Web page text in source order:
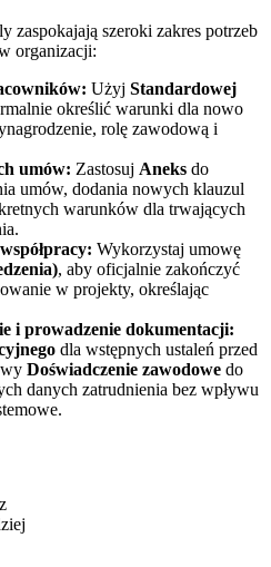
zaspokajają szeroki zakres potrzeb
organizacji:
Użyj Standardowej
określić warunki dla nowo
rolę zawodową i
umów: Zastosuj Aneks do
umów, dodania nowych klauzul
warunków dla trwających
Wykorzystaj umowę
, aby oficjalnie zakończyć
w projekty, określając
i prowadzenie dokumentacji:
dla wstępnych ustaleń przed
Doświadczenie zawodowe do
danych zatrudnienia bez wpływu